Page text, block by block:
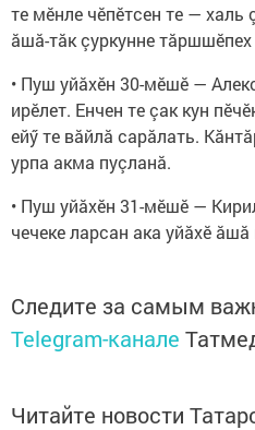
те мӗнле чӗпӗтсен те — халь
ăшă-тăк çуркунне
• Пуш уйăхӗн 30-мӗшӗ —
ирӗлет. Енчен те çак кун
ейӳ те вăйлă сарăлать.
урпа акма пуçланă.
• Пуш уйăхӗн 31-мӗшӗ —
чечеке ларсан ака уйăхӗ ăшă
Следите за самым
Telegram-канале
Читайте новости